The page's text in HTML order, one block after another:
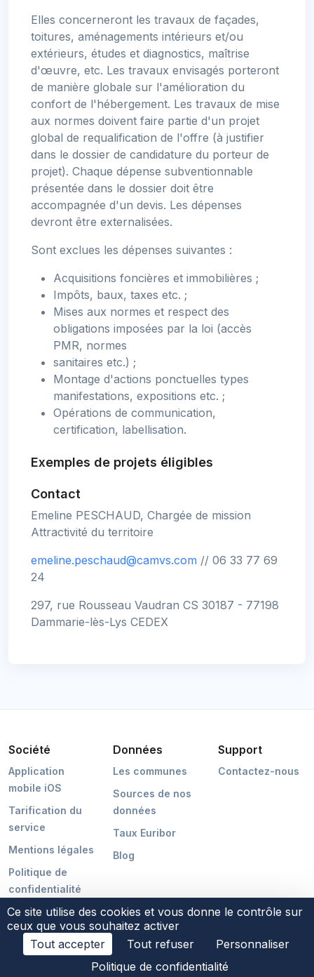
Elles concerneront les travaux de façades,
toitures, aménagements intérieurs et/ou
extérieurs, études et diagnostics, maîtrise
d'œuvre, etc. Les travaux envisagés porteront
de manière globale sur l'amélioration du
confort de l'hébergement. Les travaux de mise
aux normes doivent faire partie d'un projet
global de requalification de l'offre (à justifier
dans le dossier de candidature du porteur de
projet). Chaque dépense subventionnable
présentée dans le dossier doit être
accompagnée d'un devis. Les dépenses
devront être externalisées.
Sont exclues les dépenses suivantes :
Acquisitions foncières et immobilières ;
Impôts, baux, taxes etc. ;
Mises aux normes et respect des
obligations imposées par la loi (accès
PMR, normes
sanitaires etc.) ;
Montage d'actions ponctuelles types
manifestations, expositions etc. ;
Opérations de communication,
certification, labellisation.
Exemples de projets éligibles
Contact
Emeline PESCHAUD, Chargée de mission
Attractivité du territoire
emeline.peschaud@camvs.com // 06 33 77 69
24
297, rue Rousseau Vaudran CS 30187 - 77198
Dammarie-lès-Lys CEDEX
Société
Application
mobile iOS
Tarification du
service
Mentions légales
Politique de
confidentialité
Données
Les communes
Sources de nos
données
Taux Euribor
Blog
Support
Contactez-nous
©2026 POCMAKER
Ce site utilise des cookies et vous donne le contrôle sur
ceux que vous souhaitez activer
Tout accepter
Tout refuser
Personnaliser
Politique de confidentialité